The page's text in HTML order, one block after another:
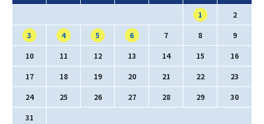
1 2
3 4 5 6 7 8 9
10 11 12 13 14 15 16
17 18 19 20 21 22 23
24 25 26 27 28 29 30
31